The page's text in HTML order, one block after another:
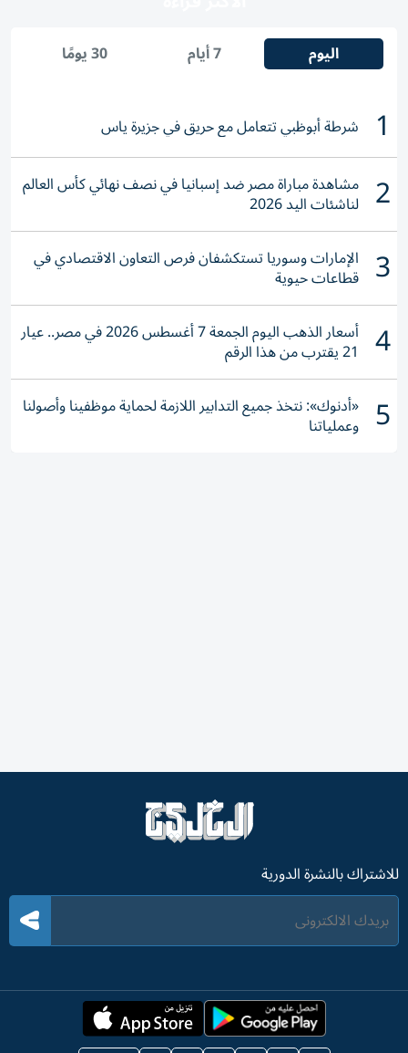
اليوم 7 أيام 30 يومًا
1 شرطة أبوظبي تتعامل مع حريق في جزيرة ياس
2 مشاهدة مباراة مصر ضد إسبانيا في نصف نهائي كأس العالم
لناشئات اليد 2026
3 الإمارات وسوريا تستكشفان فرص التعاون الاقتصادي في
قطاعات حيوية
4 أسعار الذهب اليوم الجمعة 7 أغسطس 2026 في مصر.. عيار
21 يقترب من هذا الرقم
5 «أدنوك»: نتخذ جميع التدابير اللازمة لحماية موظفينا وأصولنا
وعملياتنا
للاشتراك بالنشرة الدورية